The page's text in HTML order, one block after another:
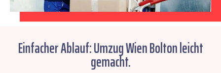
Einfacher Ablauf: Umzug Wien Bolton leicht
gemacht.